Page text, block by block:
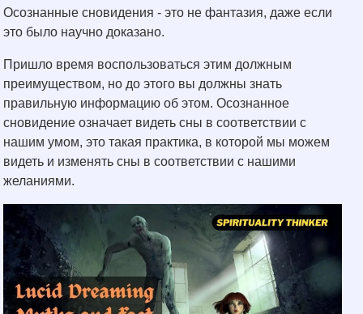
Осознанные сновидения - это не фантазия, даже если
это было научно доказано.
Пришло время воспользоваться этим должным
преимуществом, но до этого вы должны знать
правильную информацию об этом. Осознанное
сновидение означает видеть сны в соответствии с
нашим умом, это такая практика, в которой мы можем
видеть и изменять сны в соответствии с нашими
желаниями.